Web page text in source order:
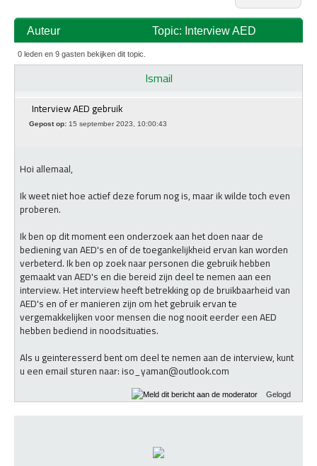
Auteur
Topic: Interview AED
gebruik (gelezen 39220 keer)
0 leden en 9 gasten bekijken dit topic.
Ismail
Interview AED gebruik
Gepost op: 15 september 2023, 10:00:43
Hoi allemaal,
Ik weet niet hoe actief deze forum nog is, maar ik wilde toch even
proberen.
Ik ben op dit moment een onderzoek aan het doen naar de
bediening van AED's en of de toegankelijkheid ervan kan worden
verbeterd. Ik ben op zoek naar personen die gebruik hebben
gemaakt van AED's en die bereid zijn deel te nemen aan een
interview. Het interview heeft betrekking op de bruikbaarheid van
AED's en of er manieren zijn om het gebruik ervan te
vergemakkelijken voor mensen die nog nooit eerder een AED
hebben bediend in noodsituaties.
Als u geinteresserd bent om deel te nemen aan de interview, kunt
u een email sturen naar: iso_yaman@outlook.com
Gelogd